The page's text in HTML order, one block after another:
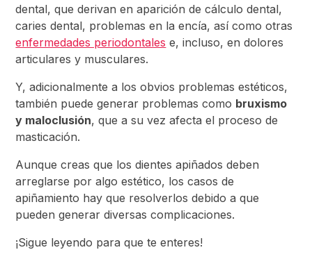
dental, que derivan en aparición de cálculo dental,
caries dental, problemas en la encía, así como otras
enfermedades periodontales e, incluso, en dolores
articulares y musculares.
Y, adicionalmente a los obvios problemas estéticos,
también puede generar problemas como bruxismo
y maloclusión, que a su vez afecta el proceso de
masticación.
Aunque creas que los dientes apiñados deben
arreglarse por algo estético, los casos de
apiñamiento hay que resolverlos debido a que
pueden generar diversas complicaciones.
¡Sigue leyendo para que te enteres!